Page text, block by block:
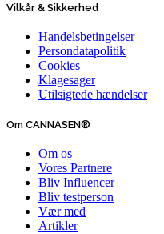
Vilkår & Sikkerhed
Handelsbetingelser
Persondatapolitik
Cookies
Klagesager
Utilsigtede hændelser
Om CANNASEN®
Om os
Vores Partnere
Bliv Influencer
Bliv testperson
Vær med
Artikler